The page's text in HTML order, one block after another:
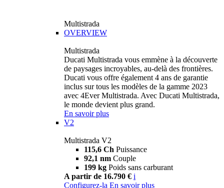
Multistrada
OVERVIEW
Multistrada
Ducati Multistrada vous emmène à la découverte
de paysages incroyables, au-delà des frontières.
Ducati vous offre également 4 ans de garantie
inclus sur tous les modèles de la gamme 2023
avec 4Ever Multistrada. Avec Ducati Multistrada,
le monde devient plus grand.
En savoir plus
V2
Multistrada V2
115,6 Ch Puissance
92,1 nm Couple
199 kg Poids sans carburant
A partir de 16.790 € i
Configurez-la En savoir plus